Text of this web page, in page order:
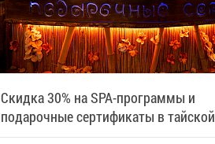
Скидка 30% на SPA-программы и
подарочные сертификаты в
деревне Samui